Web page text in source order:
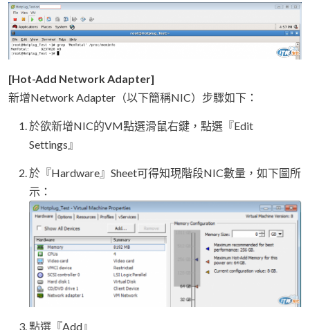
[Hot-Add Network Adapter]
新增Network Adapter（以下簡稱NIC）步驟如下：
於欲新增NIC的VM點選滑鼠右鍵，點選『Edit
Settings』
於『Hardware』Sheet可得知現階段NIC數量，如下圖所
示：
點選『Add』